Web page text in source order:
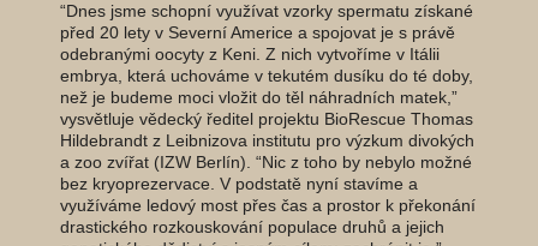
“Dnes jsme schopní využívat vzorky spermatu získané
před 20 lety v Severní Americe a spojovat je s právě
odebranými oocyty z Keni. Z nich vytvoříme v Itálii
embrya, která uchováme v tekutém dusíku do té doby,
než je budeme moci vložit do těl náhradních matek,”
vysvětluje vědecký ředitel projektu BioRescue Thomas
Hildebrandt z Leibnizova institutu pro výzkum divokých
a zoo zvířat (IZW Berlín). “Nic z toho by nebylo možné
bez kryoprezervace. V podstatě nyní stavíme a
využíváme ledový most přes čas a prostor k překonání
drastického rozkouskování populace druhů a jejich